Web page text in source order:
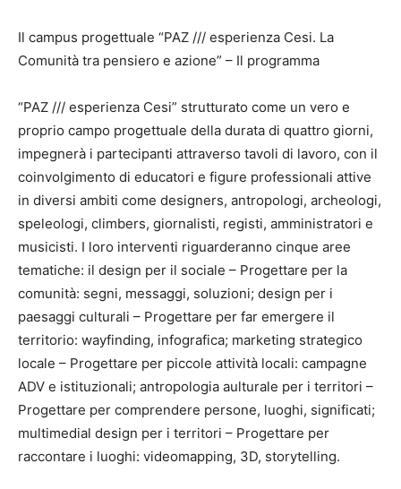
Il campus progettuale “PAZ /// esperienza Cesi. La
Comunità tra pensiero e azione” – Il programma
“PAZ /// esperienza Cesi” strutturato come un vero e
proprio campo progettuale della durata di quattro giorni,
impegnerà i partecipanti attraverso tavoli di lavoro, con il
coinvolgimento di educatori e figure professionali attive
in diversi ambiti come designers, antropologi, archeologi,
speleologi, climbers, giornalisti, registi, amministratori e
musicisti. I loro interventi riguarderanno cinque aree
tematiche: il design per il sociale – Progettare per la
comunità: segni, messaggi, soluzioni; design per i
paesaggi culturali – Progettare per far emergere il
territorio: wayfinding, infografica; marketing strategico
locale – Progettare per piccole attività locali: campagne
ADV e istituzionali; antropologia aulturale per i territori –
Progettare per comprendere persone, luoghi, significati;
multimedial design per i territori – Progettare per
raccontare i luoghi: videomapping, 3D, storytelling.